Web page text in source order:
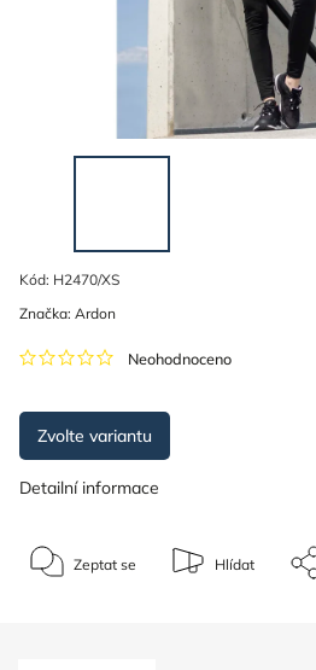
Kód: H2470/XS
Neohodnoceno
Značka: Ardon
Zvolte variantu
Detailní informace
Zeptat se Hlídat